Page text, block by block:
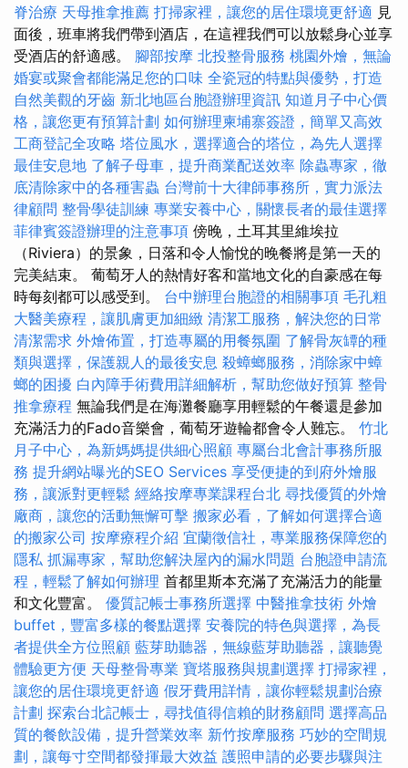
脊治療 天母推拿推薦 打掃家裡，讓您的居住環境更舒適 見
面後，班車將我們帶到酒店，在這裡我們可以放鬆身心並享
受酒店的舒適感。 腳部按摩 北投整骨服務 桃園外燴，無論
婚宴或聚會都能滿足您的口味 全瓷冠的特點與優勢，打造
自然美觀的牙齒 新北地區台胞證辦理資訊 知道月子中心價
格，讓您更有預算計劃 如何辦理柬埔寨簽證，簡單又高效
工商登記全攻略 塔位風水，選擇適合的塔位，為先人選擇
最佳安息地 了解子母車，提升商業配送效率 除蟲專家，徹
底清除家中的各種害蟲 台灣前十大律師事務所，實力派法
律顧問 整骨學徒訓練 專業安養中心，關懷長者的最佳選擇
菲律賓簽證辦理的注意事項 傍晚，土耳其里維埃拉
（Riviera）的景象，日落和令人愉悅的晚餐將是第一天的
完美結束。 葡萄牙人的熱情好客和當地文化的自豪感在每
時每刻都可以感受到。 台中辦理台胞證的相關事項 毛孔粗
大醫美療程，讓肌膚更加細緻 清潔工服務，解決您的日常
清潔需求 外燴佈置，打造專屬的用餐氛圍 了解骨灰罈的種
類與選擇，保護親人的最後安息 殺蟑螂服務，消除家中蟑
螂的困擾 白內障手術費用詳細解析，幫助您做好預算 整骨
推拿療程 無論我們是在海灘餐廳享用輕鬆的午餐還是參加
充滿活力的Fado音樂會，葡萄牙遊輪都會令人難忘。 竹北
月子中心，為新媽媽提供細心照顧 專屬台北會計事務所服
務 提升網站曝光的SEO Services 享受便捷的到府外燴服
務，讓派對更輕鬆 經絡按摩專業課程台北 尋找優質的外燴
廠商，讓您的活動無懈可擊 搬家必看，了解如何選擇合適
的搬家公司 按摩療程介紹 宜蘭徵信社，專業服務保障您的
隱私 抓漏專家，幫助您解決屋內的漏水問題 台胞證申請流
程，輕鬆了解如何辦理 首都里斯本充滿了充滿活力的能量
和文化豐富。 優質記帳士事務所選擇 中醫推拿技術 外燴
buffet，豐富多樣的餐點選擇 安養院的特色與選擇，為長
者提供全方位照顧 藍芽助聽器，無線藍芽助聽器，讓聽覺
體驗更方便 天母整骨專業 寶塔服務與規劃選擇 打掃家裡，
讓您的居住環境更舒適 假牙費用詳情，讓你輕鬆規劃治療
計劃 探索台北記帳士，尋找值得信賴的財務顧問 選擇高品
質的餐飲設備，提升營業效率 新竹按摩服務 巧妙的空間規
劃，讓每寸空間都發揮最大效益 護照申請的必要步驟與注